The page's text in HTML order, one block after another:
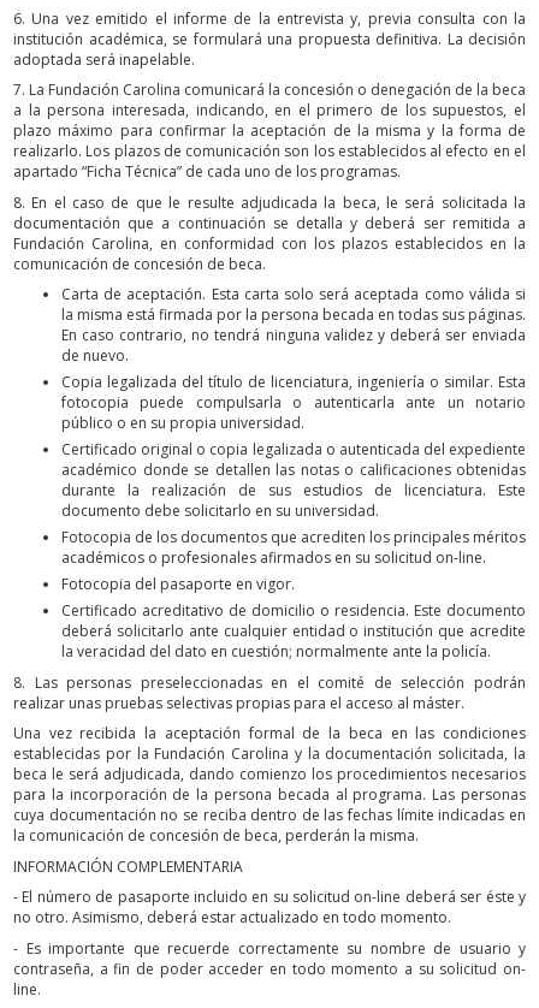
6. Una vez emitido el informe de la entrevista y, previa consulta con la
institución académica, se formulará una propuesta definitiva. La decisión
adoptada será inapelable.
7. La Fundación Carolina comunicará la concesión o denegación de la beca
a la persona interesada, indicando, en el primero de los supuestos, el
plazo máximo para confirmar la aceptación de la misma y la forma de
realizarlo. Los plazos de comunicación son los establecidos al efecto en el
apartado “Ficha Técnica” de cada uno de los programas.
8. En el caso de que le resulte adjudicada la beca, le será solicitada la
documentación que a continuación se detalla y deberá ser remitida a
Fundación Carolina, en conformidad con los plazos establecidos en la
comunicación de concesión de beca.
Carta de aceptación. Esta carta solo será aceptada como válida si
la misma está firmada por la persona becada en todas sus páginas.
En caso contrario, no tendrá ninguna validez y deberá ser enviada
de nuevo.
Copia legalizada del título de licenciatura, ingeniería o similar. Esta
fotocopia puede compulsarla o autenticarla ante un notario
público o en su propia universidad.
Certificado original o copia legalizada o autenticada del expediente
académico donde se detallen las notas o calificaciones obtenidas
durante la realización de sus estudios de licenciatura. Este
documento debe solicitarlo en su universidad.
Fotocopia de los documentos que acrediten los principales méritos
académicos o profesionales afirmados en su solicitud on-line.
Fotocopia del pasaporte en vigor.
Certificado acreditativo de domicilio o residencia. Este documento
deberá solicitarlo ante cualquier entidad o institución que acredite
la veracidad del dato en cuestión; normalmente ante la policía.
8. Las personas preseleccionadas en el comité de selección podrán
realizar unas pruebas selectivas propias para el acceso al máster.
Una vez recibida la aceptación formal de la beca en las condiciones
establecidas por la Fundación Carolina y la documentación solicitada, la
beca le será adjudicada, dando comienzo los procedimientos necesarios
para la incorporación de la persona becada al programa. Las personas
cuya documentación no se reciba dentro de las fechas límite indicadas en
la comunicación de concesión de beca, perderán la misma.
INFORMACIÓN COMPLEMENTARIA
- El número de pasaporte incluido en su solicitud on-line deberá ser éste y
no otro. Asimismo, deberá estar actualizado en todo momento.
- Es importante que recuerde correctamente su nombre de usuario y
contraseña, a fin de poder acceder en todo momento a su solicitud on-
line.